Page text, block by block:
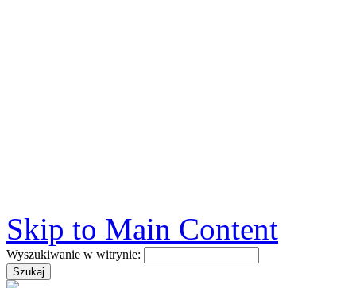
Skip to Main Content
Wyszukiwanie w witrynie: